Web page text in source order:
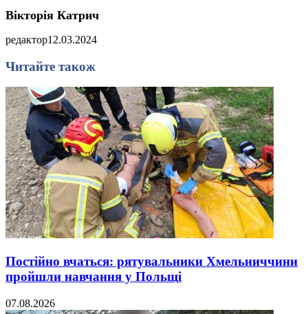
Вікторія Катрич
редактор12.03.2024
Читайте також
Постійно вчаться: рятувальники Хмельниччини
пройшли навчання у Польщі
07.08.2026